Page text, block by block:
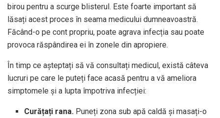
birou pentru a scurge blisterul. Este foarte important să
lăsați acest proces în seama medicului dumneavoastră.
Făcând-o pe cont propriu, poate agrava infecția sau poate
provoca răspândirea ei în zonele din apropiere.
În timp ce așteptați să vă consultați medicul, există câteva
lucruri pe care le puteți face acasă pentru a vă ameliora
simptomele și a lupta împotriva infecției:
Curățați rana. Puneți zona sub apă caldă și masați-o